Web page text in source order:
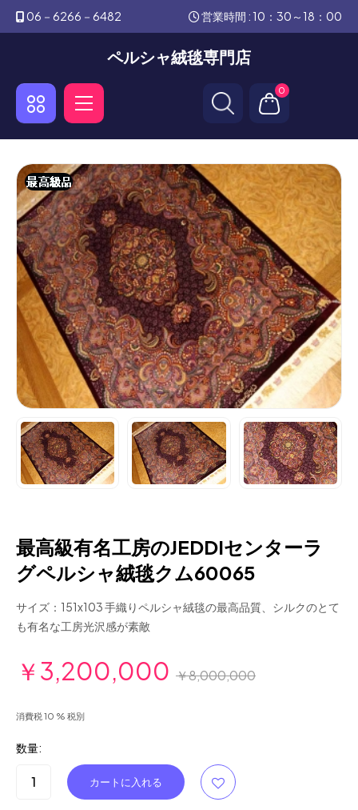
06－6266－6482 営業時間 : 10：30～18：00
ペルシャ絨毯専門店
0
最高級有名工房のJEDDIセンターラ
グペルシャ絨毯クム60065
サイズ：151x103 手織りペルシャ絨毯の最高品質、シルクのとて
も有名な工房光沢感が素敵
￥3,200,000 ￥8,000,000
消費税 10 % 税別
数量: